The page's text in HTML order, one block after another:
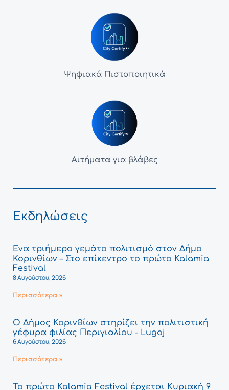
Ψηφιακά Πιστοποιητικά
Αιτήματα για βλάβες
Εκδηλώσεις
Ένα τριήμερο γεμάτο πολιτισμό στον Δήμο
Κορινθίων – Στο επίκεντρο το πρώτο Kalamia
Festival
8 Αυγούστου, 2026
Περισσότερα »
Ο Δήμος Κορινθίων στηρίζει την πολιτιστική
γέφυρα φιλίας Περιγιαλίου - Lugoj
6 Αυγούστου, 2026
Περισσότερα »
Το πρώτο Kalamia Festival έρχεται Κυριακή 9